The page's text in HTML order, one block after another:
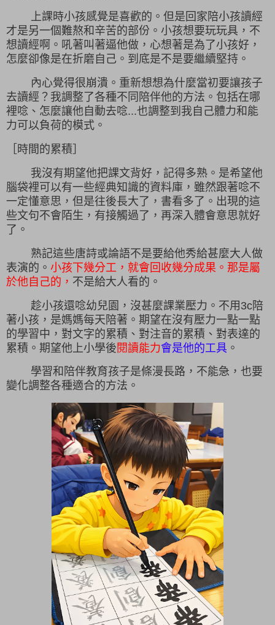
上課時小孩感覺是喜歡的。但是回家陪小孩讀經
才是另一個難熬和辛苦的部份。小孩想要玩玩具，不
想讀經啊。吼著叫著逼他做，心想著是為了小孩好，
怎麼卻像是在折磨自己。到底是不是要繼續堅持。
內心覺得很崩潰。重新想想為什麼當初要讓孩子
去讀經？我調整了各種不同陪伴他的方法。包括在哪
裡唸、怎麼讓他自動去唸...也調整到我自己體力和能
力可以負荷的模式。
［時間的累積］
我沒有期望他把課文背好，記得多熟。是希望他
腦袋裡可以有一些經典知識的資料庫，雖然跟著唸不
一定懂意思，但是往後長大了，書看多了。出現的這
些文句不會陌生，有接觸過了，再深入體會意思就好
了。
熟記這些唐詩或論語不是要給他秀給甚麼大人做
表演的。 小孩下幾分工，就會回收幾分成果。那是屬
於他自己的， 不是給大人看的。
趁小孩還唸幼兒園，沒甚麼課業壓力。不用3c陪
著小孩，是媽媽每天陪著。期望在沒有壓力一點一點
的學習中，對文字的累積、對注音的累積、對表達的
累積。期望他上小學後閱讀能力會是他的工具 。
學習和陪伴教育孩子是條漫長路，不能急，也要
變化調整各種適合的方法。